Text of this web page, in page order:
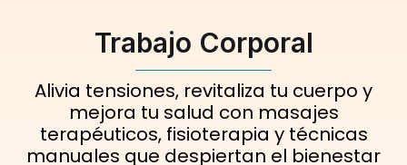
Trabajo Corporal
Alivia tensiones, revitaliza tu cuerpo y
mejora tu salud con masajes
terapéuticos, fisioterapia y técnicas
manuales que despiertan el bienestar